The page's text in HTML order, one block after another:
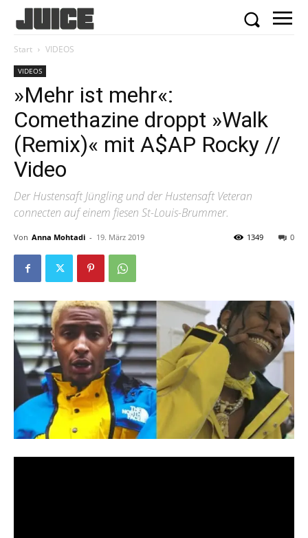
Start VIDEOS
VIDEOS
»Mehr ist mehr«:
Comethazine droppt »Walk
(Remix)« mit A$AP Rocky //
Video
Der Hustensaft Jüngling und der Hustensaft Veteran
connecten auf einem fiesen St-Louis-Brummer.
Von Anna Mohtadi - 19. März 2019 0
1349